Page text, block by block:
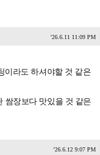
'26.6.11 11:09 PM
이라도 하셔야할 것 같은
쌈장보다 맛있을 것 같은
'26.6.12 9:07 PM